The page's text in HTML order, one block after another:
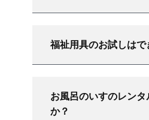
福祉用具のお試しはで
お風呂のいすのレン
か？